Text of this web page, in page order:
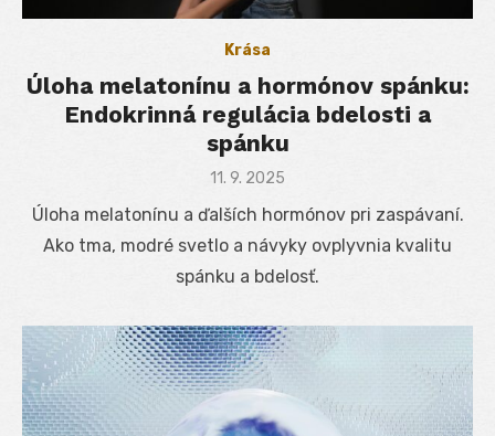
Krása
Úloha melatonínu a hormónov spánku:
Endokrinná regulácia bdelosti a
spánku
Posted
11. 9. 2025
Úloha melatonínu a ďalších hormónov pri zaspávaní.
Ako tma, modré svetlo a návyky ovplyvnia kvalitu
spánku a bdelosť.